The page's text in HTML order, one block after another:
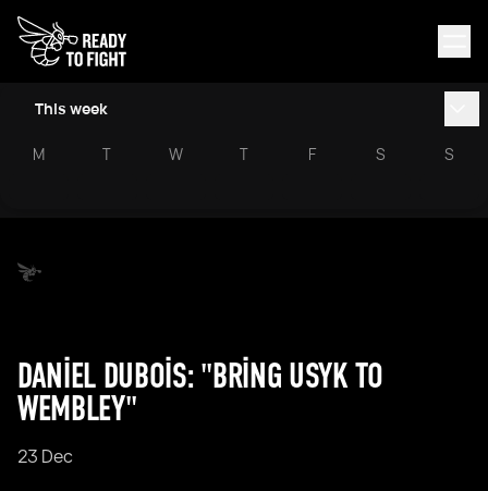
This week
M T W T F S S
DANIEL DUBOIS: "BRING USYK TO
WEMBLEY"
23 Dec